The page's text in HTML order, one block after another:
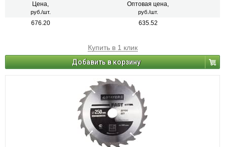
Цена,
руб./шт.
Оптовая цена,
руб./шт.
676.20 635.52
Купить в 1 клик
Добавить в корзину